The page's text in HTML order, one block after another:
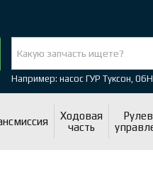
Например: насос ГУР Туксон,
Ходовая
часть